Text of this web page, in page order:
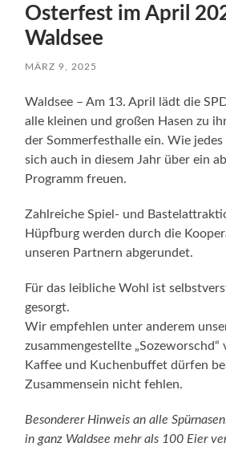
Osterfest im April
Waldsee
MÄRZ 9, 2025
Waldsee – Am 13. April lädt die
alle kleinen und großen Hasen zu
der Sommerfesthalle ein. Wie jedes
sich auch in diesem Jahr über ein
Programm freuen.
Zahlreiche Spiel- und
Hüpfburg werden durch die
unseren Partnern abgerundet.
Für das leibliche Wohl ist
gesorgt.
Wir empfehlen unter anderem
zusammengestellte „Sozeworschd“
Kaffee und Kuchenbuffet dürfen
Zusammensein nicht fehlen.
Besonderer Hinweis an alle
in ganz Waldsee mehr als 100 Eier